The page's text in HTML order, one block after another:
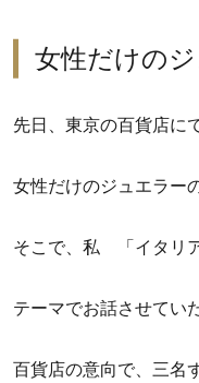
女性だけの
先日、東京の百貨店に
女性だけのジュエラー
そこで、私 「イタリ
テーマでお話させてい
百貨店の意向で、三名